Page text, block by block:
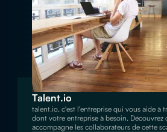
Talent.io
talent.io, c'est l'entreprise qui vous aide à
dont votre entreprise à besoin. Découvrez
accompagne les collaborateurs de cette